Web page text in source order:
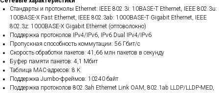
Стандарты и протоколы Ethernet: IEEE 802.3i: 10BASE-T Ethernet, IEEE 802.3u:
100BASE-X Fast Ethernet, IEEE 802.3ab: 1000BASE-T Gigabit Ethernet, IEEE
802.3z: 1000BASE-X Gigabit Ethernet (оптоволокно)
Поддержка протоколов IPv4/IPv6, IPv6 Dual IPv4/IPv6
Пропускная способность коммутации: 56 Гбит/с
Скорость обработки пакетов: 41,66 млн пакетов в секунду
Буфер памяти пакетов: 4,1 Мбит
Таблица MAC-адресов: 8 K
Поддержка Jumbo-фреймов: 10240 байт
Поддержка протоколов 802.3ah Ethernet Link OAM, 802.1ab LLDP/LLDP-MED,